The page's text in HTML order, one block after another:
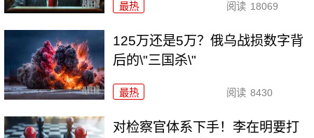
最热 阅读 18069
125万还是5万？俄乌战损数字背
后的\"三国杀\"
最热 阅读 8430
对检察官体系下手！李在明要打